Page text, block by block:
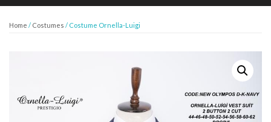
Home / Costumes / Costume Ornella-Luigi